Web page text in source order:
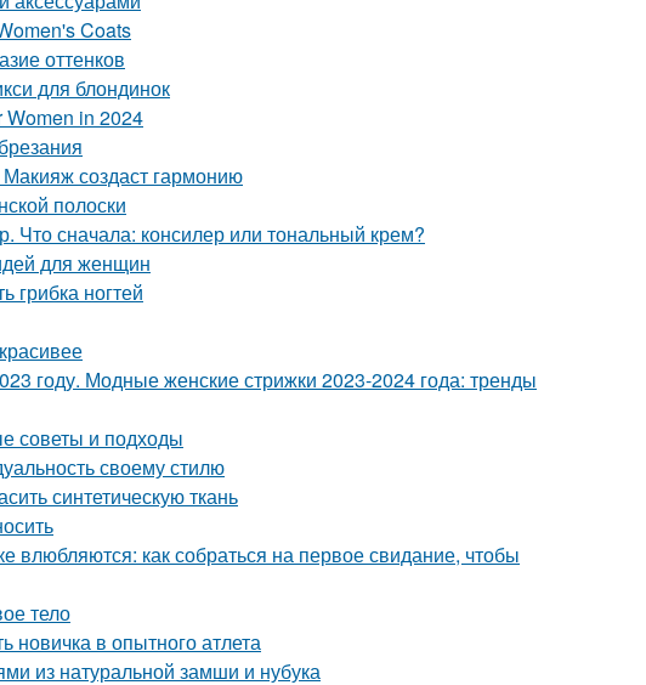
Coats
оттенков
для блондинок
Women in 2024
создаст гармонию
полоски
Что сначала: консилер или тональный крем?
для женщин
грибка ногтей
году. Модные женские стрижки 2023-2024 года: тренды
советы и подходы
своему стилю
синтетическую ткань
влюбляются: как собраться на первое свидание, чтобы
тело
новичка в опытного атлета
из натуральной замши и нубука